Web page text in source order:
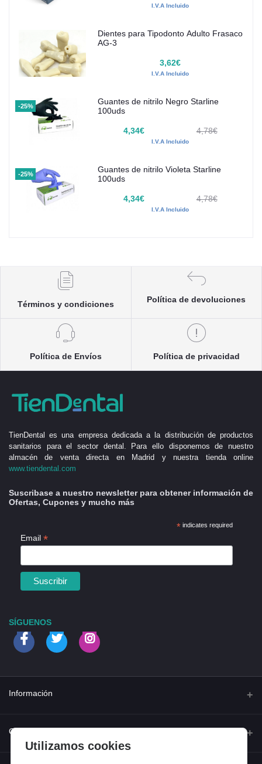
I.V.A Incluido
Dientes para Tipodonto Adulto Frasaco
AG-3
3,62€
I.V.A Incluido
-25%
Guantes de nitrilo Negro Starline
100uds
4,34€ 4,78€
I.V.A Incluido
-25%
Guantes de nitrilo Violeta Starline
100uds
4,34€ 4,78€
I.V.A Incluido
Términos y condiciones
Política de devoluciones
Política de Envíos Política de privacidad
TienDental es una empresa dedicada a la distribución de productos
sanitarios para el sector dental. Para ello disponemos de nuestro
almacén de venta directa en Madrid y nuestra tienda online
www.tiendental.com
Suscribase a nuestro newsletter para obtener información de
Ofertas, Cupones y mucho más
*indicates required
Email *
SÍGUENOS
Información
Quienes somos
Contacta con nosotros
Contacto
Utilizamos cookies